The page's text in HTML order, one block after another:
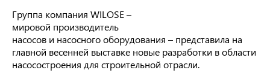
Группа компания WILOSE –
мировой производитель
насосов и насосного оборудования – представила на
главной весенней выставке новые разработки в области
насосостроения для строительной отрасли.